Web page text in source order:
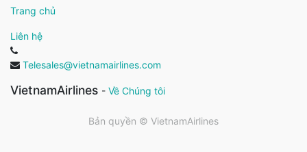
Trang chủ
Liên hệ
Telesales@vietnamairlines.com
VietnamAirlines - Về Chúng tôi
Bản quyền © VietnamAirlines